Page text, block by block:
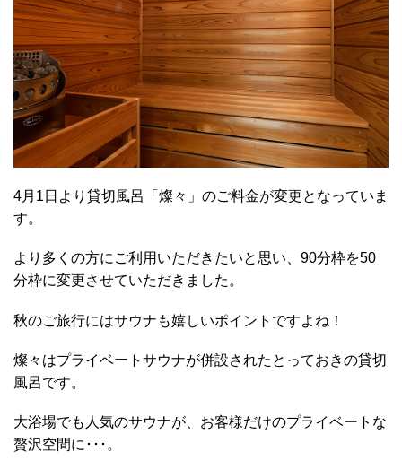
4月1日より貸切風呂「燦々」のご料金が変更となっていま
す。
より多くの方にご利用いただきたいと思い、90分枠を50
分枠に変更させていただきました。
秋のご旅行にはサウナも嬉しいポイントですよね！
燦々はプライベートサウナが併設されたとっておきの貸切
風呂です。
大浴場でも人気のサウナが、お客様だけのプライベートな
贅沢空間に･･･。